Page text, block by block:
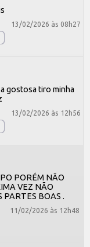
13/02/2026 às 08h27
gostosa tiro minha
13/02/2026 às 12h56
PORÉM NÃO
VEZ NÃO
PARTES BOAS .
11/02/2026 às 12h48